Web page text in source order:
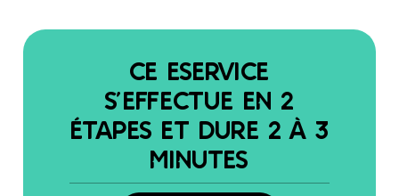
CE ESERVICE
S’EFFECTUE EN 2
ÉTAPES ET DURE 2 À 3
MINUTES